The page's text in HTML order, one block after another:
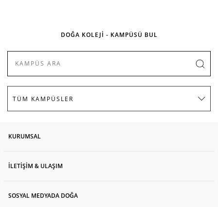
DOĞA KOLEJİ - KAMPÜSÜ BUL
KURUMSAL
İLETİŞİM & ULAŞIM
SOSYAL MEDYADA DOĞA